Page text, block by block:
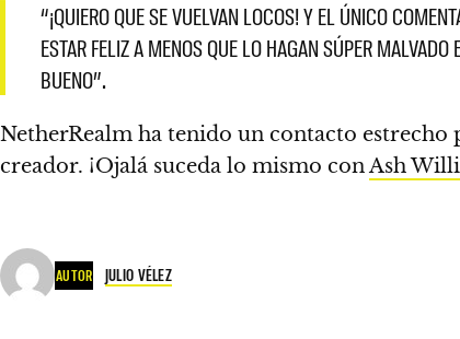
“¡QUIERO QUE SE VUELVAN LOCOS! Y EL ÚNICO
ESTAR FELIZ A MENOS QUE LO HAGAN SÚPER
BUENO”.
NetherRealm ha tenido un contacto
creador. ¡Ojalá suceda lo mismo conAsh
AUTOR JULIO VÉLEZ